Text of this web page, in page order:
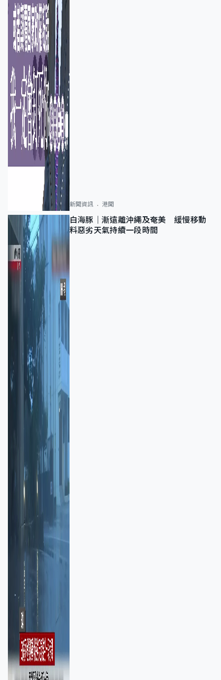
新聞資訊 港聞
白海豚｜漸遠離沖繩及奄美 緩慢移動
料惡劣天氣持續一段時間